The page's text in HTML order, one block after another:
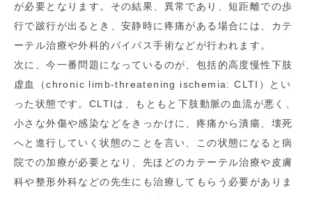
が必要となります。その結果、異常であり、短距離での歩
行で跛行が出るとき、安静時に疼痛がある場合には、カテ
ーテル治療や外科的バイパス手術などが行われます。
次に、今一番問題になっているのが、包括的高度慢性下肢
虚血（chronic limb-threatening ischemia: CLTI）とい
った状態です。CLTIは、もともと下肢動脈の血流が悪く、
小さな外傷や感染などをきっかけに、疼痛から潰瘍、壊死
へと進行していく状態のことを言い、この状態になると病
院での加療が必要となり、先ほどのカテーテル治療や皮膚
科や整形外科などの先生にも治療してもらう必要がありま